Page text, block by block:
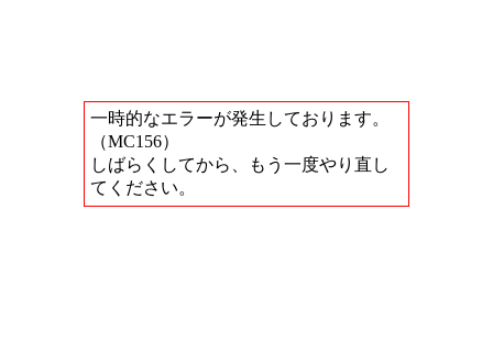
一時的なエラーが発生しております。
（MC156）
しばらくしてから、もう一度やり直し
てください。